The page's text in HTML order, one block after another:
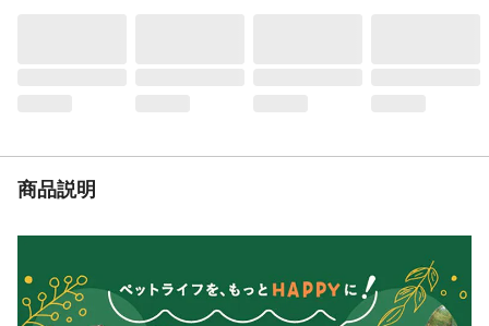
ウム、0.8%以上、りん0.55%以上
栄養成分表示
与え方
朝と夕方に食べきれる量を与えてくださ
い。
商品説明